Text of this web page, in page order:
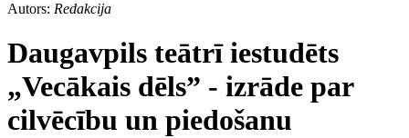
Autors: Redakcija
Daugavpils teātrī iestudēts
„Vecākais dēls” - izrāde par
cilvēcību un piedošanu